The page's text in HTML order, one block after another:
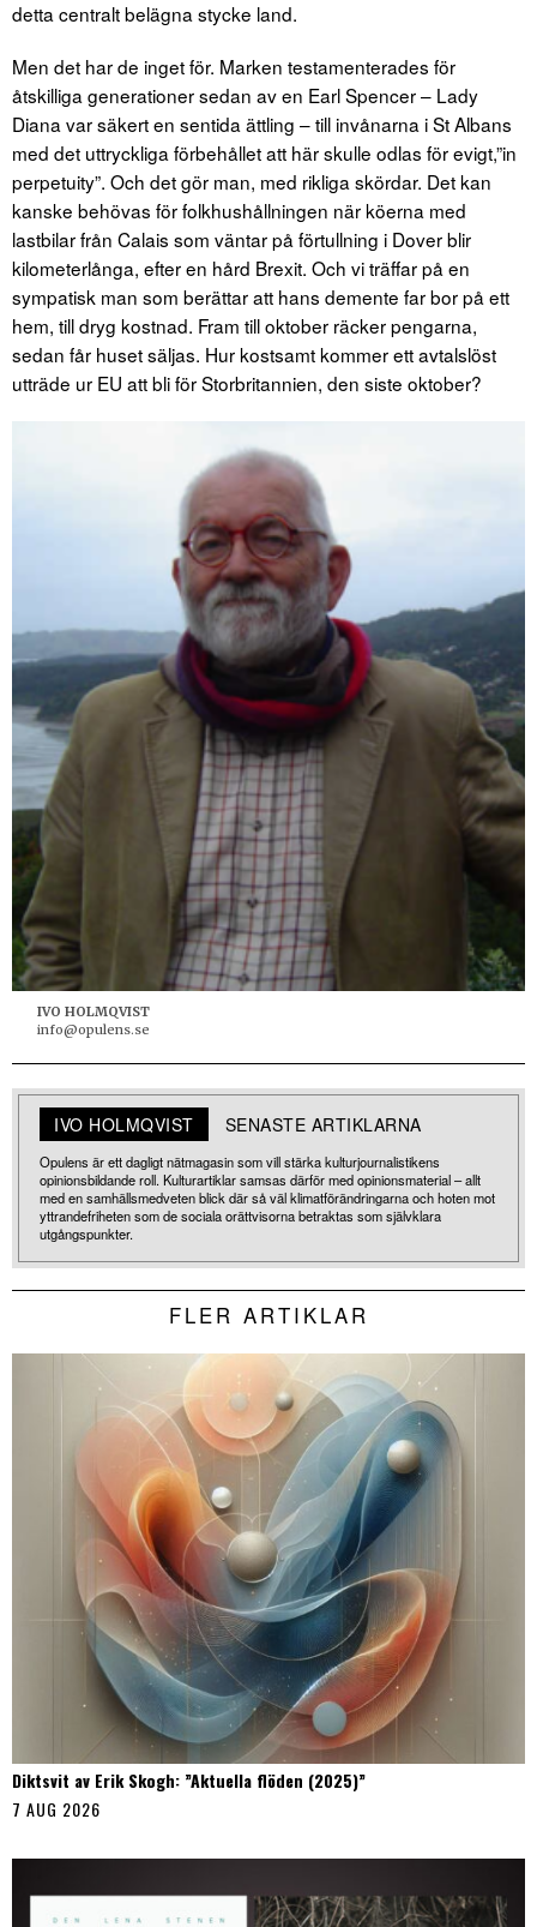
detta centralt belägna stycke land.
Men det har de inget för. Marken testamenterades för
åtskilliga generationer sedan av en Earl Spencer – Lady
Diana var säkert en sentida ättling – till invånarna i St Albans
med det uttryckliga förbehållet att här skulle odlas för evigt,”in
perpetuity”. Och det gör man, med rikliga skördar. Det kan
kanske behövas för folkhushållningen när köerna med
lastbilar från Calais som väntar på förtullning i Dover blir
kilometerlånga, efter en hård Brexit. Och vi träffar på en
sympatisk man som berättar att hans demente far bor på ett
hem, till dryg kostnad. Fram till oktober räcker pengarna,
sedan får huset säljas. Hur kostsamt kommer ett avtalslöst
utträde ur EU att bli för Storbritannien, den siste oktober?
IVO HOLMQVIST
info@opulens.se
IVO HOLMQVIST SENASTE ARTIKLARNA
Opulens är ett dagligt nätmagasin som vill stärka kulturjournalistikens
opinionsbildande roll. Kulturartiklar samsas därför med opinionsmaterial – allt
med en samhällsmedveten blick där så väl klimatförändringarna och hoten mot
yttrandefriheten som de sociala orättvisorna betraktas som självklara
utgångspunkter.
FLER ARTIKLAR
Diktsvit av Erik Skogh: ”Aktuella flöden (2025)”
7 AUG 2026